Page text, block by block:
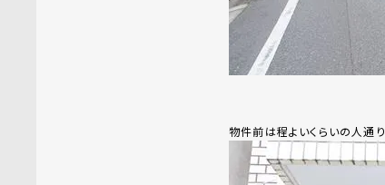
物件前は程よいくらいの人通り